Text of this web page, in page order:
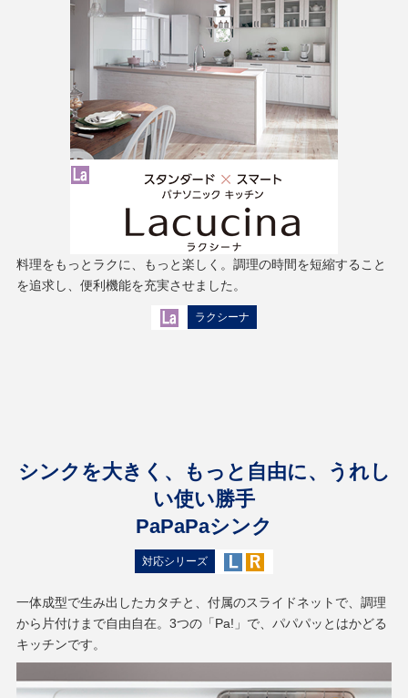
料理をもっとラクに、もっと楽しく。調理の時間を短縮すること
を追求し、便利機能を充実させました。
ラクシーナ
シンクを大きく、もっと自由に、うれし
い使い勝手
PaPaPaシンク
対応シリーズ
一体成型で生み出したカタチと、付属のスライドネットで、調理
から片付けまで自由自在。3つの「Pa!」で、パパパッとはかどる
キッチンです。